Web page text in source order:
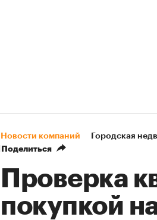
Новости компаний Городская
Поделиться
Проверка
покупкой